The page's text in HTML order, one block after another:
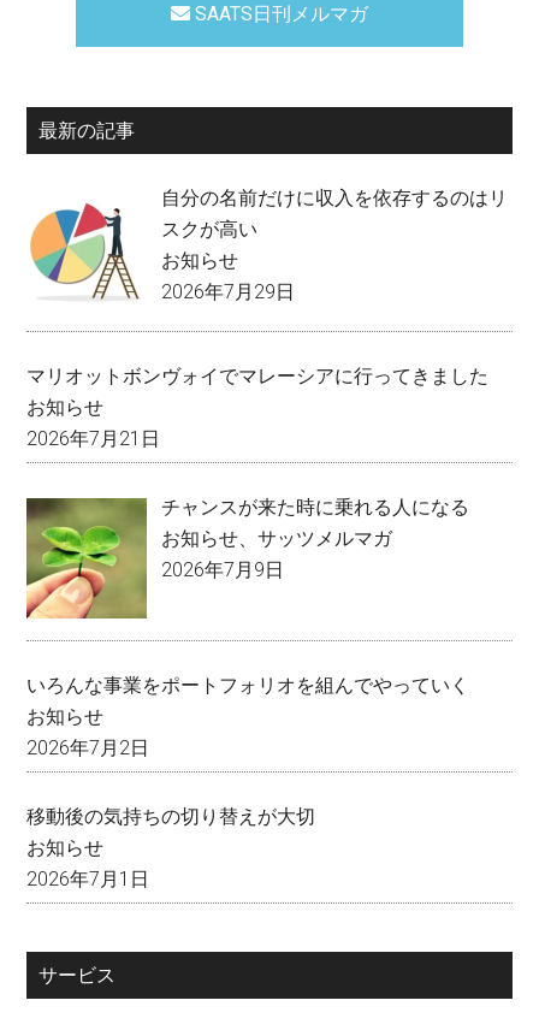
SAATS日刊メルマガ
最新の記事
自分の名前だけに収入を依存するのはリ
スクが高い
お知らせ
2026年7月29日
マリオットボンヴォイでマレーシアに行ってきました
お知らせ
2026年7月21日
チャンスが来た時に乗れる人になる
お知らせ、サッツメルマガ
2026年7月9日
いろんな事業をポートフォリオを組んでやっていく
お知らせ
2026年7月2日
移動後の気持ちの切り替えが大切
お知らせ
2026年7月1日
サービス